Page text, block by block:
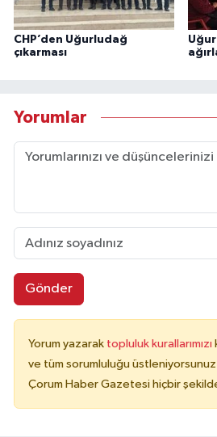
CHP’den Uğurludağ
çıkarması
Yorumlar
Gönder
Yorum yazarak topluluk kurallarımızı
ve tüm sorumluluğu
Çorum Haber Gazetesi hiçbir